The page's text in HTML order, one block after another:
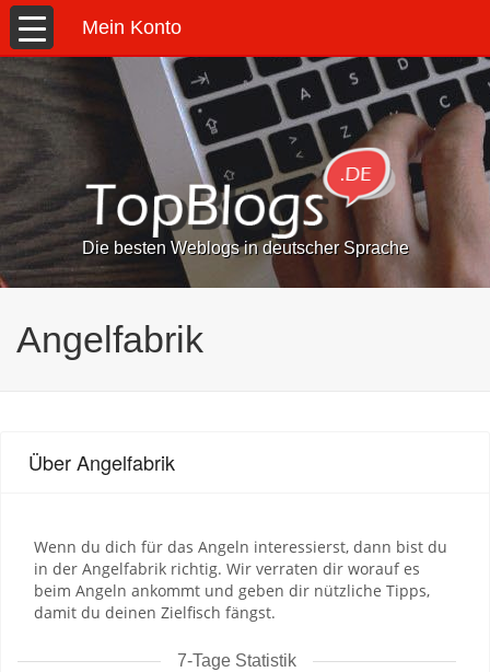
Mein Konto
Die besten Weblogs in deutscher Sprache
Angelfabrik
Über Angelfabrik
Wenn du dich für das Angeln interessierst, dann bist du
in der Angelfabrik richtig. Wir verraten dir worauf es
beim Angeln ankommt und geben dir nützliche Tipps,
damit du deinen Zielfisch fängst.
7-Tage Statistik